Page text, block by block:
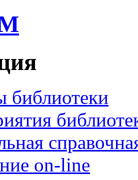
библиотеки
on-line